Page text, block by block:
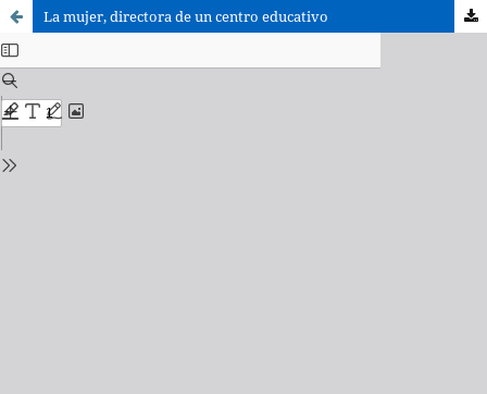
La mujer, directora de un centro educativo